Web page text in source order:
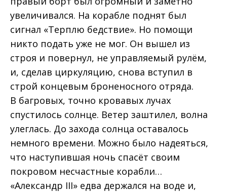
увеличивался. На корабле поднят был
сигнал «Терплю бедствие». Но помощи
никто подать уже не мог. Он вышел из
строя и повернул, не управляемый рулём,
и, сделав циркуляцию, снова вступил в
строй концевым броненосного отряда.
В багровых, точно кровавых лучах
спустилось солнце. Ветер заштилел, волна
улеглась. До захода солнца оставалось
немного времени. Можно было надеяться,
что наступившая ночь спасёт своим
покровом несчастные корабли…
«Александр III» едва держался на воде и,